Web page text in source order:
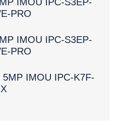
PRO
IMOU IPC-S3EP-
PRO
IMOU IPC-K7F-